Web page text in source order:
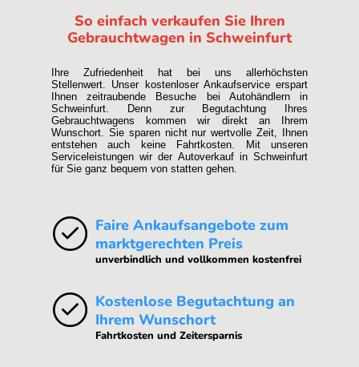
So einfach verkaufen Sie Ihren
Gebrauchtwagen in Schweinfurt
Ihre Zufriedenheit hat bei uns allerhöchsten
Stellenwert. Unser kostenloser Ankaufservice erspart
Ihnen zeitraubende Besuche bei Autohändlern in
Schweinfurt. Denn zur Begutachtung Ihres
Gebrauchtwagens kommen wir direkt an Ihrem
Wunschort. Sie sparen nicht nur wertvolle Zeit, Ihnen
entstehen auch keine Fahrtkosten. Mit unseren
Serviceleistungen wir der Autoverkauf in Schweinfurt
für Sie ganz bequem von statten gehen.
Faire Ankaufsangebote zum
marktgerechten Preis
unverbindlich und vollkommen kostenfrei
Kostenlose Begutachtung an
Ihrem Wunschort
Fahrtkosten und Zeitersparnis